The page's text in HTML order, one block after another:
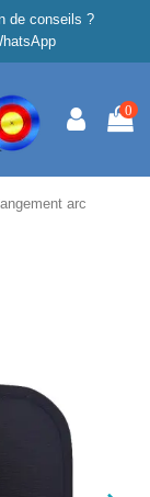
de conseils ?
0
arc